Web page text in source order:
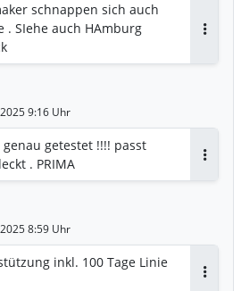
schnappen sich auch
. SIehe auch HAmburg
9:16 Uhr
getestet !!!! passt
. PRIMA
8:59 Uhr
inkl. 100 Tage Linie